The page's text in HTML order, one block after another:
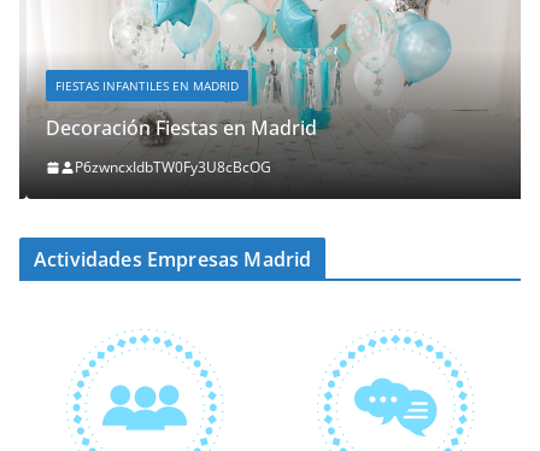
FIESTAS INFANTILES EN MADRID
Decoración Fiestas en Madrid
P6zwncxIdbTW0Fy3U8cBcOG
Actividades Empresas Madrid